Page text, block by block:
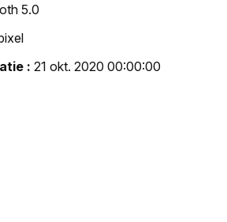
5.0
21 okt. 2020 00:00:00